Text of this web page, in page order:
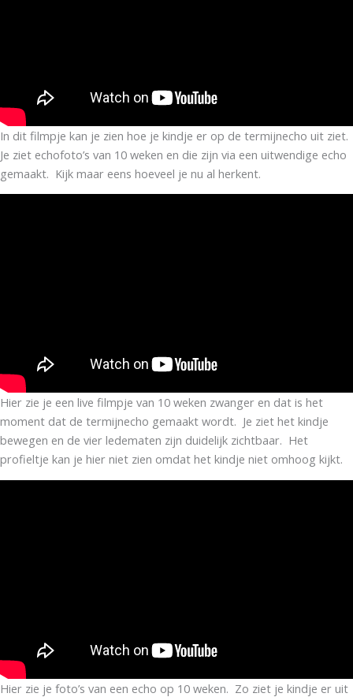
In dit filmpje kan je zien hoe je kindje er op de termijnecho uit ziet.
Je ziet echofoto’s van 10 weken en die zijn via een uitwendige echo
gemaakt. Kijk maar eens hoeveel je nu al herkent.
Hier zie je een live filmpje van 10 weken zwanger en dat is het
moment dat de termijnecho gemaakt wordt. Je ziet het kindje
bewegen en de vier ledematen zijn duidelijk zichtbaar. Het
profieltje kan je hier niet zien omdat het kindje niet omhoog kijkt.
Hier zie je foto’s van een echo op 10 weken. Zo ziet je kindje er uit